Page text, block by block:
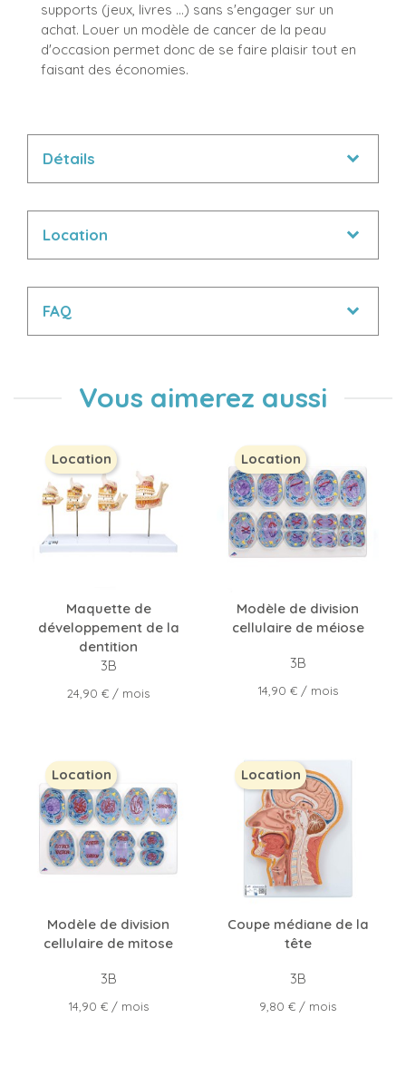
supports (jeux, livres ...) sans s'engager sur un
achat. Louer un modèle de cancer de la peau
d'occasion permet donc de se faire plaisir tout en
faisant des économies.
Détails
Location
FAQ
Vous aimerez aussi
Maquette de
développement de la
dentition
3B
Prix
24,90 € / mois
Location
Modèle de division
cellulaire de méiose
3B
Prix
14,90 €/ mois
Location
Modèle de division
cellulaire de mitose
3B
Prix
14,90 €/ mois
Location
Coupe médiane de la
tête
3B
Prix
9,80 € / mois
Location